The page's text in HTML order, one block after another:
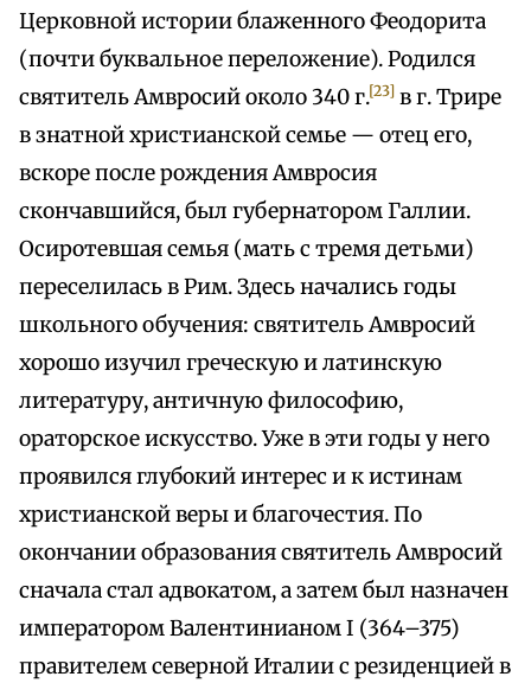
Церковной истории блаженного Феодорита
(почти буквальное переложение). Родился
святитель Амвросий около 340 г.[23] в г. Трире
в знатной христианской семье — отец его,
вскоре после рождения Амвросия
скончавшийся, был губернатором Галлии.
Осиротевшая семья (мать с тремя детьми)
переселилась в Рим. Здесь начались годы
школьного обучения: святитель Амвросий
хорошо изучил греческую и латинскую
литературу, античную философию,
ораторское искусство. Уже в эти годы у него
проявился глубокий интерес и к истинам
христианской веры и благочестия. По
окончании образования святитель Амвросий
сначала стал адвокатом, а затем был назначен
императором Валентинианом I (364–375)
правителем северной Италии с резиденцией в